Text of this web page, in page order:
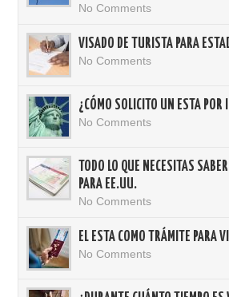
No Comments
VISADO DE TURISTA PARA
No Comments
¿CÓMO SOLICITO UN ESTA POR
No Comments
TODO LO QUE NECESITAS
PARA EE.UU.
No Comments
EL ESTA COMO TRÁMITE PARA
No Comments